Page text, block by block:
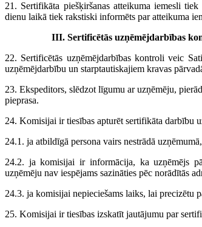
21. Sertifikāta piešķiršanas atteikuma iemesli
dienu laikā tiek rakstiski informēts par atteikuma
III. Sertificētās uzņēmējdarbības
22. Sertificētās uzņēmējdarbības kontroli veic
uzņēmējdarbību un starptautiskajiem kravas
23. Ekspeditors, slēdzot līgumu ar uzņēmēju,
pieprasa.
24. Komisijai ir tiesības apturēt sertifikāta darbību
24.1. ja atbildīgā persona vairs nestrādā
24.2. ja komisijai ir informācija, ka uzņēmējs
uzņēmēju nav iespējams sazināties pēc norādītās
24.3. ja komisijai nepieciešams laiks, lai precizētu
25. Komisijai ir tiesības izskatīt jautājumu par